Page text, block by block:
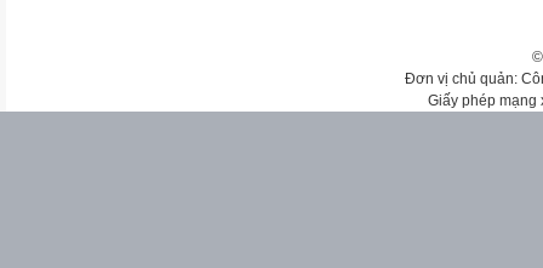
Đơn vị chủ quản:
Giấy phép mạng